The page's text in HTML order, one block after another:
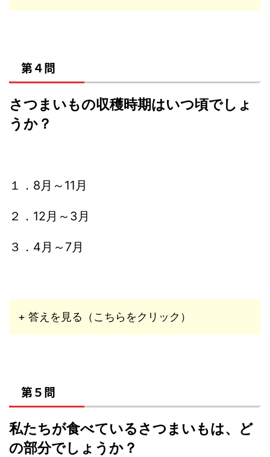
第４問
さつまいもの収穫時期はいつ頃でしょ
うか？
１．8月～11月
２．12月～3月
３．4月～7月
+ 答えを見る（こちらをクリック）
第５問
私たちが食べているさつまいもは、ど
の部分でしょうか？